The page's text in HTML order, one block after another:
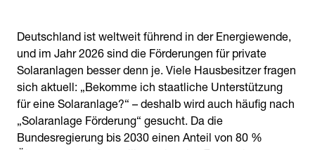
Deutschland ist weltweit führend in der Energiewende,
und im Jahr 2026 sind die Förderungen für private
Solaranlagen besser denn je. Viele Hausbesitzer fragen
sich aktuell: „Bekomme ich staatliche Unterstützung
für eine Solaranlage?“ – deshalb wird auch häufig nach
„Solaranlage Förderung“ gesucht. Da die
Bundesregierung bis 2030 einen Anteil von 80 %